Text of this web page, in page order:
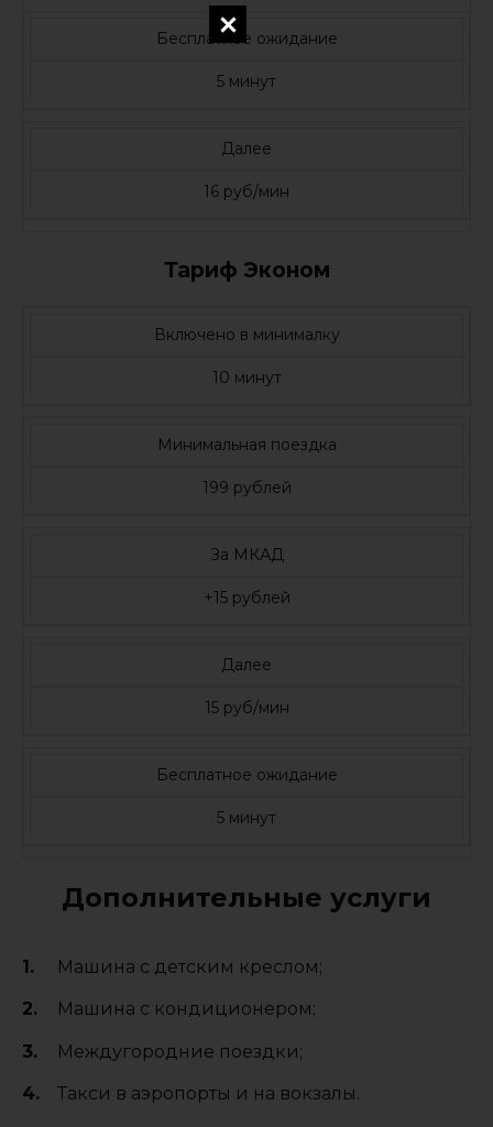
Бесплатное ожидание
5 минут
Далее
16 руб/мин
Тариф Эконом
Включено в минималку
10 минут
Минимальная поездка
199 рублей
За МКАД
+15 рублей
Далее
15 руб/мин
Бесплатное ожидание
5 минут
Дополнительные услуги
Машина с детским креслом;
Машина с кондиционером;
Междугородние поездки;
Такси в аэропорты и на вокзалы.